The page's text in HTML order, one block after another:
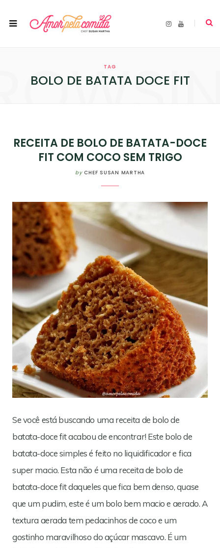
I
Y
TAG
BOLO DE BATATA DOCE FIT
RECEITA DE BOLO DE BATATA-DOCE
FIT COM COCO SEM TRIGO
by CHEF SUSAN MARTHA
Se você está buscando uma receita de bolo de
batata-doce fit acabou de encontrar! Este bolo de
batata-doce simples é feito no liquidificador e fica
super macio. Esta não é uma receita de bolo de
batata-doce fit daqueles que fica bem denso, quase
que um pudim, este é um bolo bem macio e aerado. A
textura aerada tem pedacinhos de coco e um
gostinho maravilhoso do açúcar mascavo. É um